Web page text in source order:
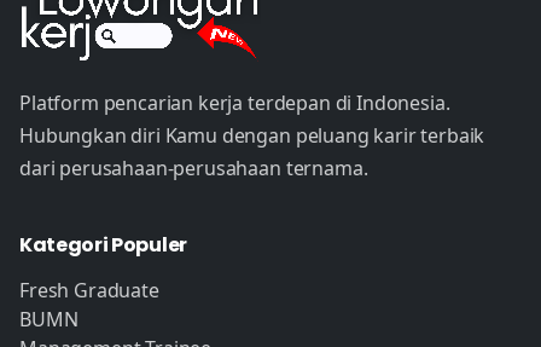
Platform pencarian kerja terdepan di Indonesia.
Hubungkan diri Kamu dengan peluang karir terbaik
dari perusahaan-perusahaan ternama.
Kategori Populer
Fresh Graduate
BUMN